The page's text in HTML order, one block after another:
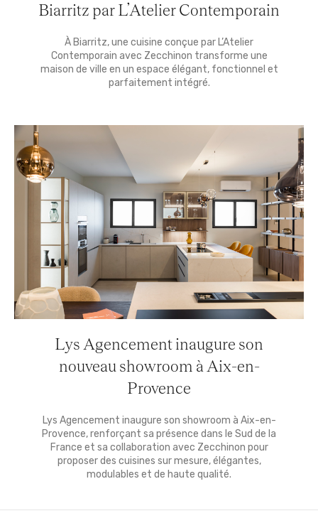
Biarritz par L’Atelier Contemporain
À Biarritz, une cuisine conçue par L’Atelier
Contemporain avec Zecchinon transforme une
maison de ville en un espace élégant, fonctionnel et
parfaitement intégré.
Lys Agencement inaugure son
nouveau showroom à Aix-en-
Provence
Lys Agencement inaugure son showroom à Aix-en-
Provence, renforçant sa présence dans le Sud de la
France et sa collaboration avec Zecchinon pour
proposer des cuisines sur mesure, élégantes,
modulables et de haute qualité.